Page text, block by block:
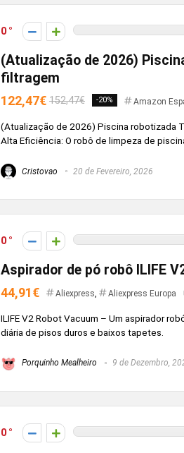
0
(Atualização de 2026)
filtragem
122,47€ 152,47€ -20% Amazon
(Atualização de 2026) Piscina robotizada
Alta Eficiência: O robô de limpeza de
Cristovao 20 de Fevereiro, 2026
0
Aspirador de pó robô ILIFE
44,91€ Aliexpress, Aliexpress Europa
ILIFE V2 Robot Vacuum – Um aspirador
diária de pisos duros e baixos tapetes.
Porquinho Mealheiro 9 de Dezembro,
0